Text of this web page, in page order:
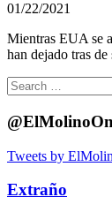
01/22/2021
Mientras EUA se
han dejado tras
Search
for:
Tweets by
Extraño